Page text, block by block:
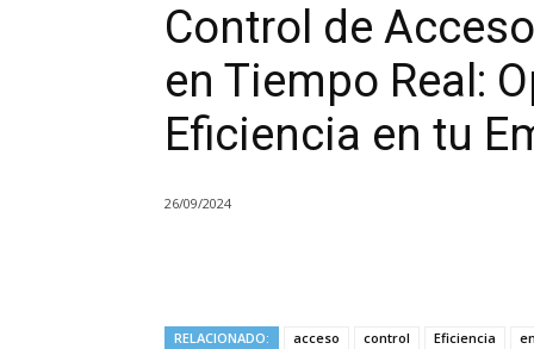
Control de
en Tiempo Real:
Eficiencia en tu
26/09/2024
RELACIONADO: acceso control Eficiencia